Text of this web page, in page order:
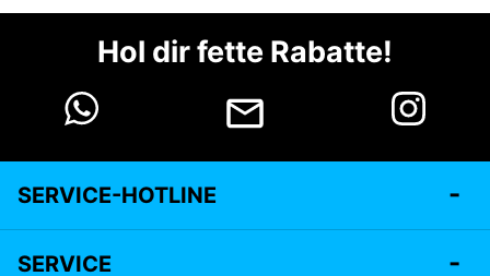
Hol dir fette Rabatte!
SERVICE-HOTLINE
SERVICE